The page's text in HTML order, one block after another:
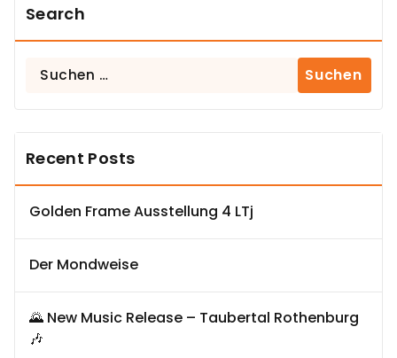
Search
Suchen
Recent Posts
Golden Frame Ausstellung 4 LTj
Der Mondweise
🌄 New Music Release – Taubertal Rothenburg
🎶